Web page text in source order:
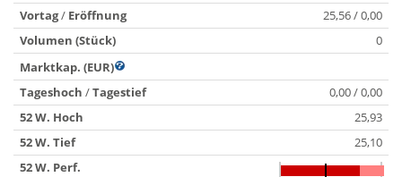
Vortag/ Eröffnung
25,56 / 0,00
Volumen (Stück)
0
Marktkap. (EUR)
Tageshoch /Tagestief
0,00 / 0,00
52 W. Hoch
25,93
52 W. Tief
25,10
52 W. Perf.